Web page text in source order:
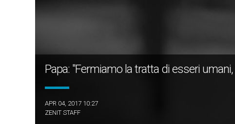
Papa: "Fermiamo la tratta di esseri
APR 04, 2017 10:27
ZENIT STAFF